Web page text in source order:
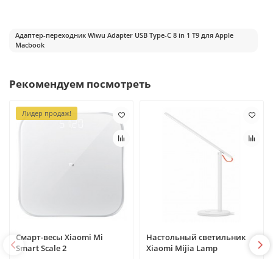
Адаптер-переходник Wiwu Adapter USB Type-C 8 in 1 T9 для Apple
Macbook
Рекомендуем посмотреть
Лидер продаж!
Смарт-весы Xiaomi Mi
Smart Scale 2
Настольный светильник
Xiaomi Mijia Lamp